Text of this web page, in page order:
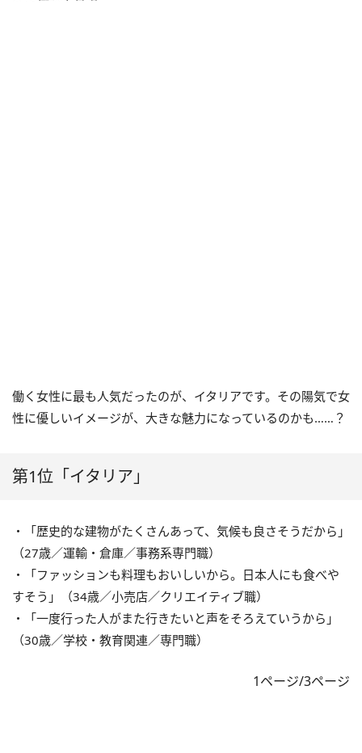
働く女性に最も人気だったのが、イタリアです。その陽気で女
性に優しいイメージが、大きな魅力になっているのかも……？
第1位「イタリア」
・「歴史的な建物がたくさんあって、気候も良さそうだから」
（27歳／運輸・倉庫／事務系専門職）
・「ファッションも料理もおいしいから。日本人にも食べや
すそう」（34歳／小売店／クリエイティブ職）
・「一度行った人がまた行きたいと声をそろえていうから」
（30歳／学校・教育関連／専門職）
1ページ/3ページ